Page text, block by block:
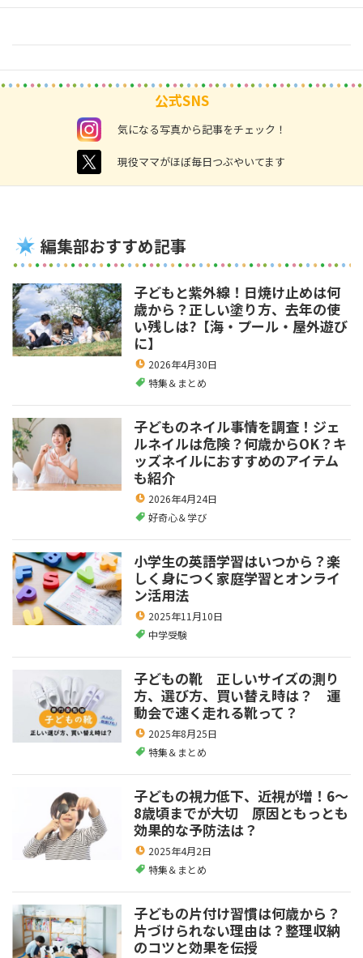
公式SNS
instagram 気になる写真から記事をチェック！
twitter 現役ママがほぼ毎日つぶやいてます
編集部おすすめ記事
子どもと紫外線！日焼け止めは何
歳から？正しい塗り方、去年の使
い残しは?【海・プール・屋外遊び
に】
2026年4月30日
特集＆まとめ
子どものネイル事情を調査！ジェ
ルネイルは危険？何歳からOK？キ
ッズネイルにおすすめのアイテム
も紹介
2026年4月24日
好奇心＆学び
小学生の英語学習はいつから？楽
しく身につく家庭学習とオンライ
ン活用法
2025年11月10日
中学受験
子どもの靴 正しいサイズの測り
方、選び方、買い替え時は？ 運
動会で速く走れる靴って？
2025年8月25日
特集＆まとめ
子どもの視力低下、近視が増！6～
8歳頃までが大切 原因ともっとも
効果的な予防法は？
2025年4月2日
特集＆まとめ
子どもの片付け習慣は何歳から？
片づけられない理由は？整理収納
のコツと効果を伝授